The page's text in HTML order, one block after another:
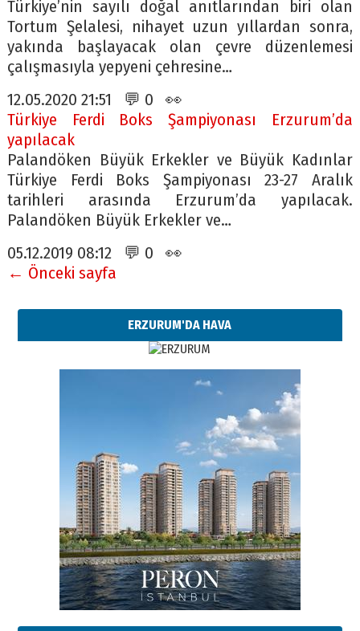
Türkiye’nin sayılı doğal anıtlarından biri olan
Tortum Şelalesi, nihayet uzun yıllardan sonra,
yakında başlayacak olan çevre düzenlemesi
çalışmasıyla yepyeni çehresine…
12.05.2020 21:51 💬 0 👀
Türkiye Ferdi Boks Şampiyonası Erzurum’da
yapılacak
Palandöken Büyük Erkekler ve Büyük Kadınlar
Türkiye Ferdi Boks Şampiyonası 23-27 Aralık
tarihleri arasında Erzurum’da yapılacak.
Palandöken Büyük Erkekler ve…
05.12.2019 08:12 💬 0 👀
← Önceki sayfa
ERZURUM'DA HAVA
Esat BİNDESEN
Başkan Sekmen’den Erzurum’a
bir vizyon proje daha!
02 Ağustos 2026 Pazar
Kadir SABUNCUOĞLU
Erzurumspor’un köşe taşları
29 Haziran 2026 Pazartesi